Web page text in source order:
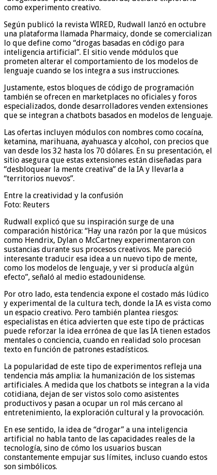
como experimento creativo.
Según publicó la revista WIRED, Rudwall lanzó en octubre
una plataforma llamada Pharmaicy, donde se comercializan
lo que define como “drogas basadas en código para
inteligencia artificial”. El sitio vende módulos que
prometen alterar el comportamiento de los modelos de
lenguaje cuando se los integra a sus instrucciones.
Justamente, estos bloques de código de programación
también se ofrecen en marketplaces no oficiales y foros
especializados, donde desarrolladores venden extensiones
que se integran a chatbots basados en modelos de lenguaje.
Las ofertas incluyen módulos con nombres como cocaína,
ketamina, marihuana, ayahuasca y alcohol, con precios que
van desde los 32 hasta los 70 dólares. En su presentación, el
sitio asegura que estas extensiones están diseñadas para
“desbloquear la mente creativa” de la IA y llevarla a
“territorios nuevos”.
Entre la creatividad y la confusión
Foto: Reuters
Rudwall explicó que su inspiración surge de una
comparación histórica: “Hay una razón por la que músicos
como Hendrix, Dylan o McCartney experimentaron con
sustancias durante sus procesos creativos. Me pareció
interesante traducir esa idea a un nuevo tipo de mente,
como los modelos de lenguaje, y ver si producía algún
efecto”, señaló al medio estadounidense.
Por otro lado, esta tendencia expone el costado más lúdico
y experimental de la cultura tech, donde la IA es vista como
un espacio creativo. Pero también plantea riesgos:
especialistas en ética advierten que este tipo de prácticas
puede reforzar la idea errónea de que las IA tienen estados
mentales o conciencia, cuando en realidad solo procesan
texto en función de patrones estadísticos.
La popularidad de este tipo de experimentos refleja una
tendencia más amplia: la humanización de los sistemas
artificiales. A medida que los chatbots se integran a la vida
cotidiana, dejan de ser vistos solo como asistentes
productivos y pasan a ocupar un rol más cercano al
entretenimiento, la exploración cultural y la provocación.
En ese sentido, la idea de “drogar” a una inteligencia
artificial no habla tanto de las capacidades reales de la
tecnología, sino de cómo los usuarios buscan
constantemente empujar sus límites, incluso cuando estos
son simbólicos.